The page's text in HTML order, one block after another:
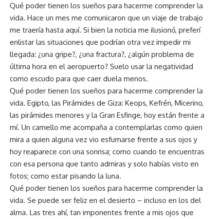
Qué poder tienen los sueños para hacerme comprender la
vida. Hace un mes me comunicaron que un viaje de trabajo
me traería hasta aquí. Si bien la noticia me ilusionó, preferí
enlistar las situaciones que podrían otra vez impedir mi
llegada: ¿una gripe?, ¿una fractura?, ¿algún problema de
última hora en el aeropuerto? Suelo usar la negatividad
como escudo para que caer duela menos.
Qué poder tienen los sueños para hacerme comprender la
vida. Egipto, las Pirámides de Giza: Keops, Kefrén, Micerino,
las pirámides menores y la Gran Esfinge, hoy están frente a
mí. Un camello me acompaña a contemplarlas como quien
mira a quien alguna vez vio esfumarse frente a sus ojos y
hoy reaparece con una sonrisa; como cuando te encuentras
con esa persona que tanto admiras y solo habías visto en
fotos; como estar pisando la luna.
Qué poder tienen los sueños para hacerme comprender la
vida. Se puede ser feliz en el desierto – incluso en los del
alma. Las tres ahí, tan imponentes frente a mis ojos que